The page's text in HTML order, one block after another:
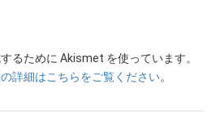
るために Akismet を使っています。
詳細はこちらをご覧ください。